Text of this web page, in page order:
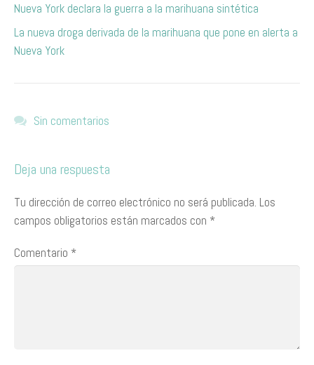
Nueva York declara la guerra a la marihuana sintética
La nueva droga derivada de la marihuana que pone en alerta a
Nueva York
Sin comentarios
Deja una respuesta
Tu dirección de correo electrónico no será publicada. Los
campos obligatorios están marcados con *
Comentario *